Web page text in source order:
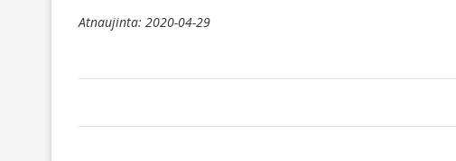
Atnaujinta: 2020-04-29